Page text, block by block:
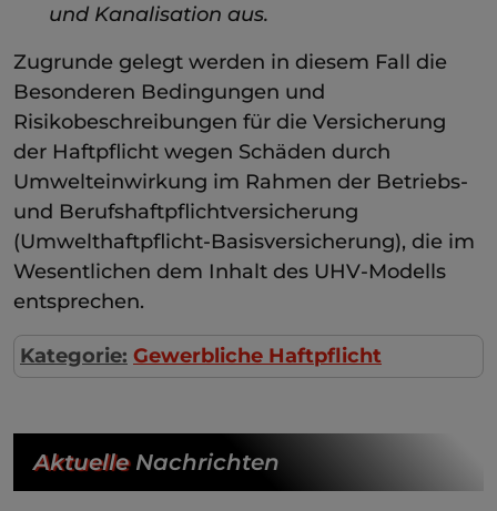
und Kanalisation aus.
Zugrunde gelegt werden in diesem Fall die
Besonderen Bedingungen und
Risikobeschreibungen für die Versicherung
der Haftpflicht wegen Schäden durch
Umwelteinwirkung im Rahmen der Betriebs-
und Berufshaftpflichtversicherung
(Umwelthaftpflicht-Basisversicherung), die im
Wesentlichen dem Inhalt des UHV-Modells
entsprechen.
Kategorie: Gewerbliche Haftpflicht
AktuelleNachrichten